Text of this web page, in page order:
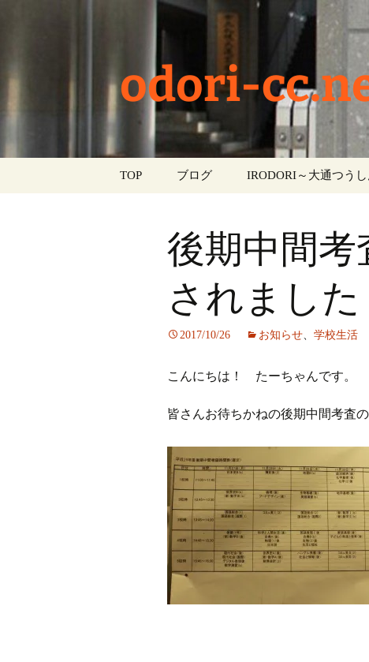
odori-
TOP ブログ
学校生活
イベント
部活動
ミツバチプロジェクト
メディア局
1年次の活動
2年次の活動
3,4年次の活動
IRODORI～大通つうし
後期中間
されました
2017/10/26 お知らせ、 学校生活
こんにちは！ たーちゃんです。
皆さんお待ちかねの後期中間考査